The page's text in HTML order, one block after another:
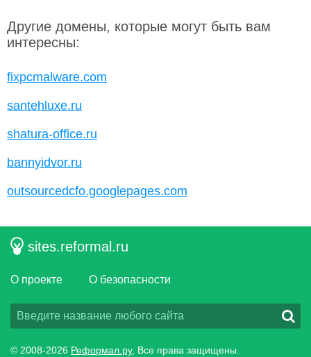
Другие домены, которые могут быть вам
интересны:
fixpcmalware.com
santehluxe.ru
shatura-office.ru
bannyidvor.ru
outsourcedcfo.googlepages.com
sites.reformal.ru
О проекте О безопасности
© 2008-2026 Реформал.ру, Все права защищены.